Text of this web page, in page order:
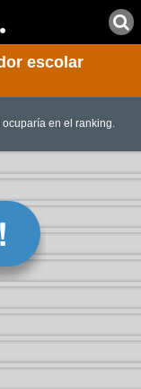
escolar
en el ranking.